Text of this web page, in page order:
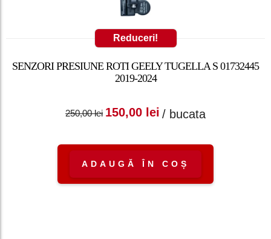
Reduceri!
SENZORI PRESIUNE ROTI GEELY TUGELLA S 01732445
2019-2024
250,00lei
Prețul inițial a fost:
150,00 lei
Prețul curent
/ bucata
ADAUGĂ ÎN COȘ